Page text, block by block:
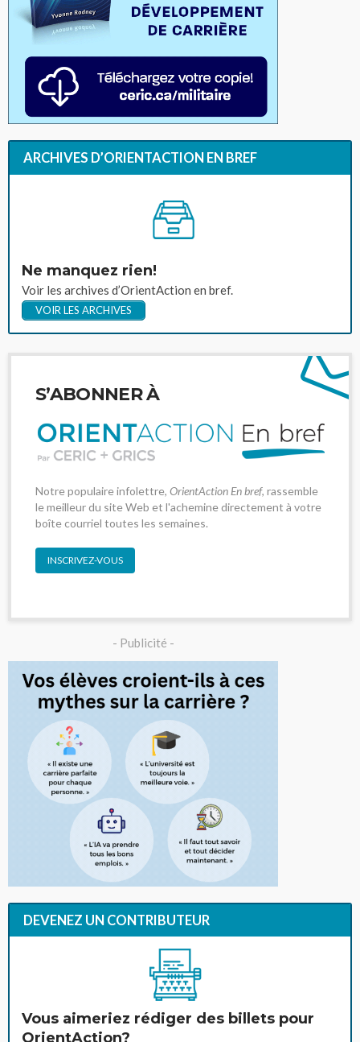
ARCHIVES D’ORIENTACTION EN BREF
Ne manquez rien!
Voir les archives d’OrientAction en bref.
VOIR LES ARCHIVES
S’ABONNER À
Notre populaire infolettre, OrientAction En bref, rassemble
le meilleur du site Web et l'achemine directement à votre
boîte courriel toutes les semaines.
INSCRIVEZ-VOUS
- Publicité -
DEVENEZ UN CONTRIBUTEUR
Vous aimeriez rédiger des billets pour
OrientAction?